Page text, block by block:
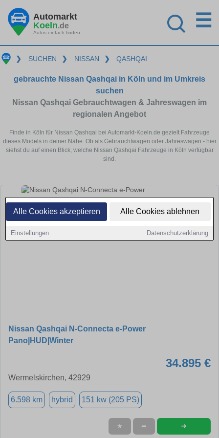
Alle Cookies akzeptieren Alle Cookies ablehnen
Einstellungen Datenschutzerklärung
Automarkt
Koeln.de
Autos einfach finden
☰
❯ SUCHEN ❯ NISSAN ❯ QASHQAI
gebrauchte Nissan Qashqai in Köln und im Umkreis
suchen
Nissan Qashqai Gebrauchtwagen & Jahreswagen im
regionalen Angebot
Finde in Köln für Nissan Qashqai bei Automarkt-Koeln.de gezielt Fahrzeuge
dieses Models in deiner Nähe. Ob als Gebrauchtwagen oder Jahreswagen - hier
siehst du auf einen Blick, welche Nissan Qashqai Fahrzeuge in Köln verfügbar
sind.
Nissan Qashqai N-Connecta e-Power
Pano|HUD|Winter
34.895 €
Wermelskirchen, 42929
6.598 km hybrid 151 kw (205 PS)
★ ➦ ➜